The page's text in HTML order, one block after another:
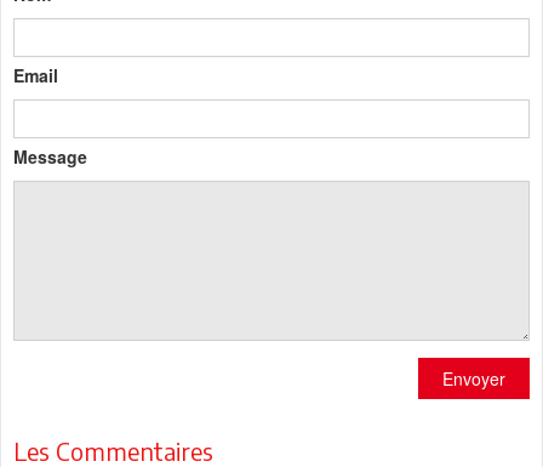
Email
Message
Envoyer
Les Commentaires